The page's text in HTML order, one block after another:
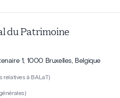
du Patrimoine
1, 1000 Bruxelles, Belgique
relatives à BALaT)